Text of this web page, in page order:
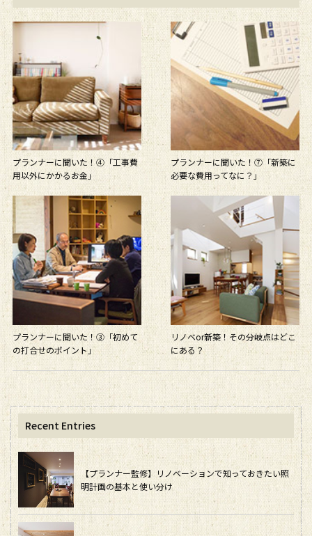
プランナーに聞いた！④「工事費
用以外にかかるお金」
プランナーに聞いた！⑦「新築に
必要な費用ってなに？」
プランナーに聞いた！③「初めて
の打合せのポイント」
リノベor新築！その分岐点はどこ
にある？
Recent Entries
【プランナー監修】リノベーションで知っておきたい照
明計画の基本と使い分け